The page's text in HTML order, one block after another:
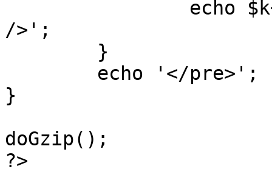
/>';
}
doGzip();
?>